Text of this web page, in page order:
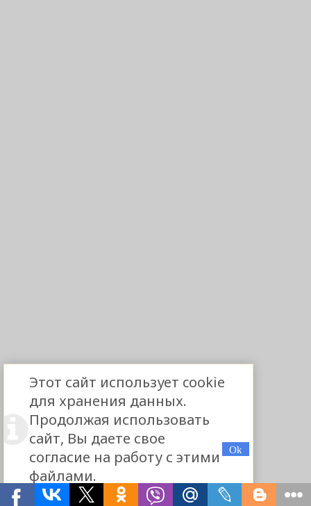
Этот сайт использует cookie
для хранения данных.
Продолжая использовать
сайт, Вы даете свое
согласие на работу с этими
файлами.